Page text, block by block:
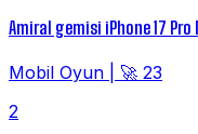
Amiral gemisi iPhone 17 Pro
Mobil Oyun
🚀 23
2